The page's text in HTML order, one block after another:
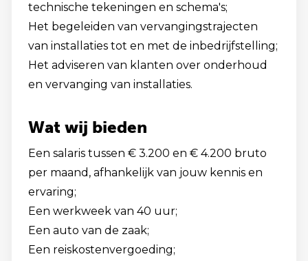
technische tekeningen en schema's;
Het begeleiden van vervangingstrajecten
van installaties tot en met de inbedrijfstelling;
Het adviseren van klanten over onderhoud
en vervanging van installaties.
Wat wij bieden
Een salaris tussen € 3.200 en € 4.200 bruto
per maand, afhankelijk van jouw kennis en
ervaring;
Een werkweek van 40 uur;
Een auto van de zaak;
Een reiskostenvergoeding;